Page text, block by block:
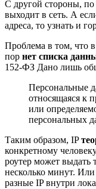
С другой стороны, по
выходит в сеть. А
адреса, то узнать и
Проблема в том, что
пор нет списка
152-ФЗ Дано лишь
Персональные
относящаяся к
или
персональных
Таким образом, IP
конкретному
роутер может выдать
несколько минут.
разные IP внутри